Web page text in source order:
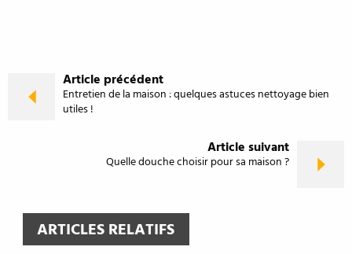
Article précédent
Entretien de la maison : quelques astuces nettoyage bien
utiles !
Article suivant
Quelle douche choisir pour sa maison ?
ARTICLES RELATIFS